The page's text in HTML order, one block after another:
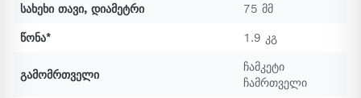
სახეხი თავი, დიამეტრი
75 მმ
წონა*
1.9 კგ
გამომრთველი
ჩამკეტი
ჩამრთველი